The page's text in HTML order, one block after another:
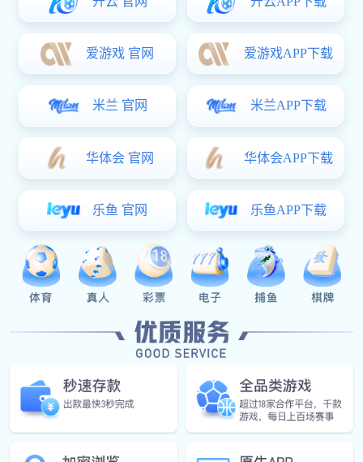
高隔离电压
3.0A输出电流
工业温度范围：–40°C 至 110°C
宽工作 VCC 范围
规格书下载
联系热线 0755-2998 0661
特征 指示
产品规格
特征